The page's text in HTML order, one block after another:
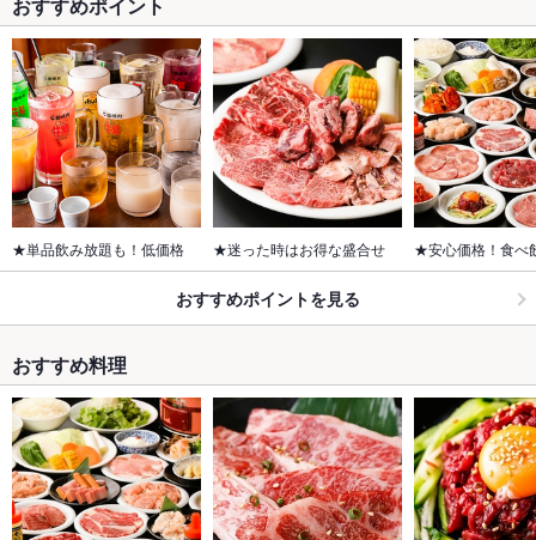
★単品飲み放題も！低価格 ★迷った時はお得な盛合せ ★安心価格！食べ
おすすめポイントを見る
おすすめ料理